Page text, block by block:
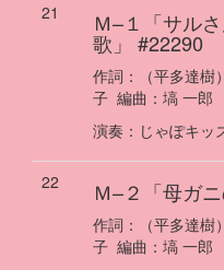
21
Ｍ–１「サル
歌」 #22290
作詞： （平多達樹
子 編曲： 塙 一郎
演奏 ： じゃぽキッ
22 Ｍ–２「母ガニ
作詞： （平多達樹
子 編曲： 塙 一郎